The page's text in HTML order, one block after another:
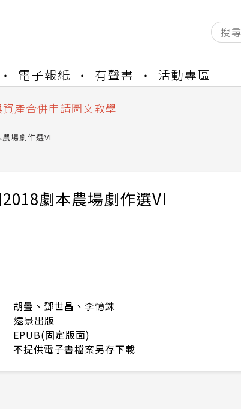
電子報紙 有聲書 活動專區
開通申請
產合併申請圖文教學
開通申請
場劇作選VI
劇本農場劇作選VI
胡疊、鄧世昌、李憶銖
遠景出版
EPUB(固定版面)
不提供電子書檔案另存下載